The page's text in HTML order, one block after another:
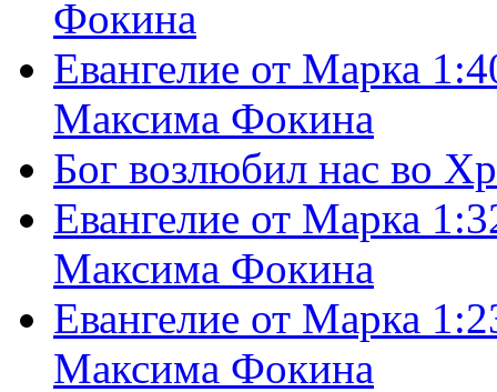
Фокина
Евангелие от Марка
Максима Фокина
Бог возлюбил нас во
Евангелие от Марка
Максима Фокина
Евангелие от Марка
Максима Фокина